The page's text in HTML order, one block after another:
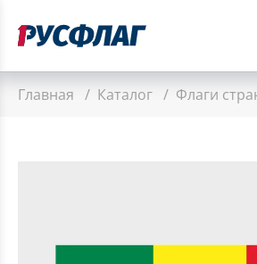
Главная / Каталог / Флаги